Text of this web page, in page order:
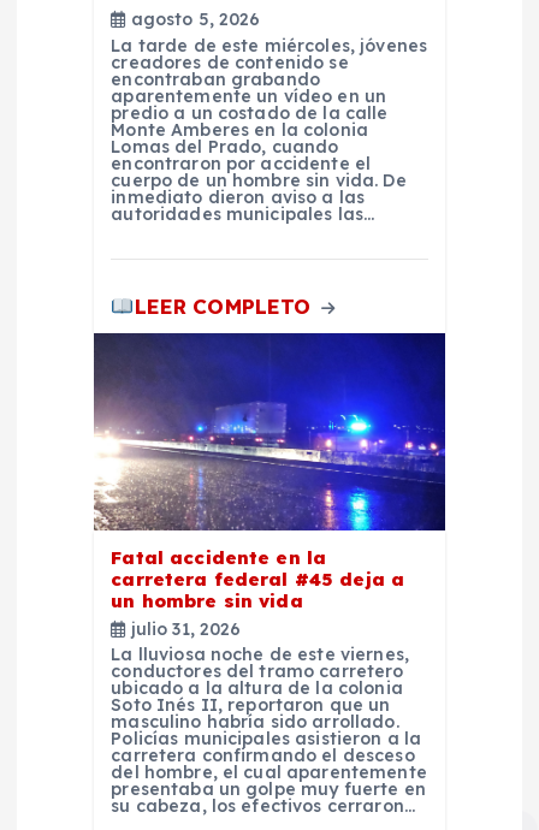
agosto 5, 2026
La tarde de este miércoles, jóvenes
creadores de contenido se
encontraban grabando
aparentemente un vídeo en un
predio a un costado de la calle
Monte Amberes en la colonia
Lomas del Prado, cuando
encontraron por accidente el
cuerpo de un hombre sin vida. De
inmediato dieron aviso a las
autoridades municipales las…
LEER COMPLETO
Fatal accidente en la
carretera federal #45 deja a
un hombre sin vida
julio 31, 2026
La lluviosa noche de este viernes,
conductores del tramo carretero
ubicado a la altura de la colonia
Soto Inés II, reportaron que un
masculino habría sido arrollado.
Policías municipales asistieron a la
carretera confirmando el desceso
del hombre, el cual aparentemente
presentaba un golpe muy fuerte en
su cabeza, los efectivos cerraron…